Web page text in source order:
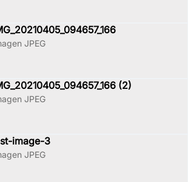
JPEG
(2)
JPEG
image-3
JPEG